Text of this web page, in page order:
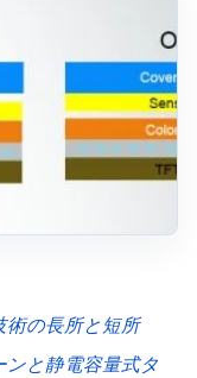
術の長所と短所
と静電容量式タ